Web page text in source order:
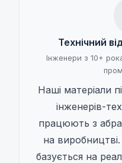
Технічний
Інженери з 10+
Наші матеріали
інженерів-
працюють з
на
базується на